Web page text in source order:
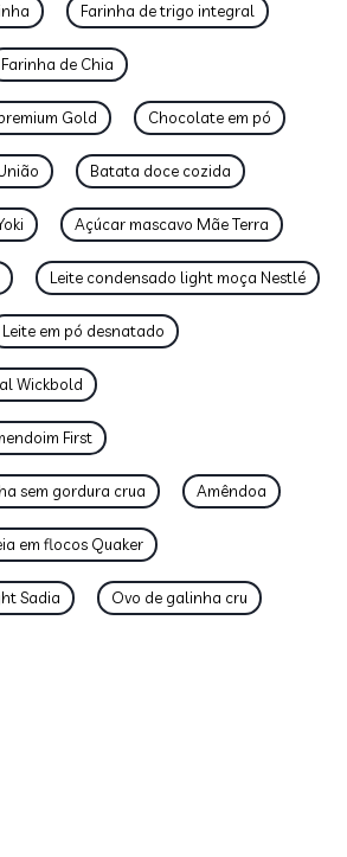
Farinha de trigo integral
Farinha de Chia
Gold Chocolate em pó
Batata doce cozida
Açúcar mascavo Mãe Terra
Leite condensado light moça Nestlé
Leite em pó desnatado
Wickbold
First
sem gordura crua Amêndoa
em flocos Quaker
Sadia Ovo de galinha cru